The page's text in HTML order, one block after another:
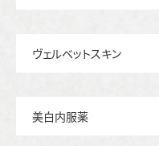
ヴェルベットスキン
美白内服薬